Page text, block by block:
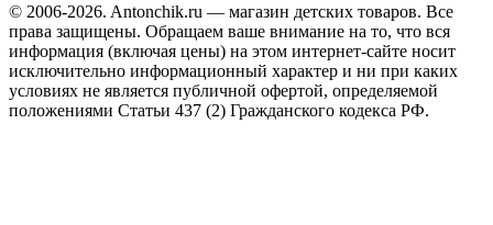
© 2006-2026. Antonchik.ru — магазин детских товаров. Все
права защищены. Обращаем ваше внимание на то, что вся
информация (включая цены) на этом интернет-сайте носит
исключительно информационный характер и ни при каких
условиях не является публичной офертой, определяемой
положениями Статьи 437 (2) Гражданского кодекса РФ.